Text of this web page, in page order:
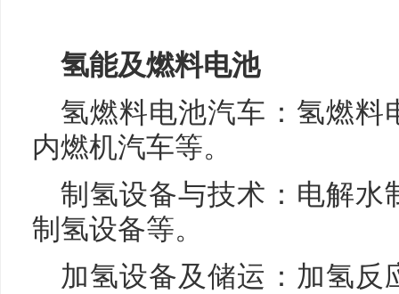
氢能及燃料电池
氢燃料电池汽车：氢燃料
内燃机汽车等。
制氢设备与技术：电解水
制氢设备等。
加氢设备及储运：加氢反